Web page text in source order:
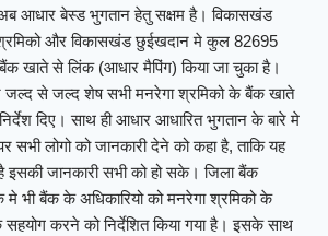
आधार बेस्ड भुगतान हेतु सक्षम है। विकासखंड
और विकासखंड छुईखदान मे कुल 82695
खाते से लिंक (आधार मैपिंग) किया जा चुका है।
जल्द से जल्द शेष सभी मनरेगा श्रमिको के बैंक खाते
दिए। साथ ही आधार आधारित भुगतान के बारे मे
सभी लोगो को जानकारी देने को कहा है, ताकि यह
जानकारी सभी को हो सके। जिला बैंक
भी बैंक के अधिकारियो को मनरेगा श्रमिको के
करने को निर्देशित किया गया है। इसके साथ